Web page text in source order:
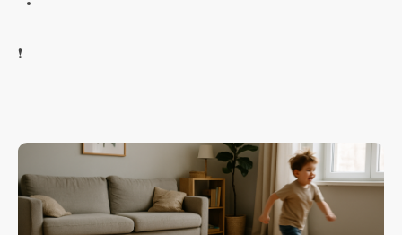
❗️Если активность и неусидчивость — типичное состояние вашего ребёнка, то обязательно